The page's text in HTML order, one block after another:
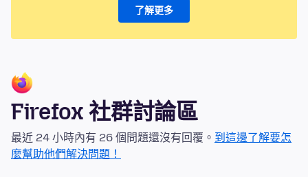
了解更多
Firefox 社群討論區
最近 24 小時內有 26 個問題還沒有回覆。 到這邊了解要怎
麼幫助他們解決問題！